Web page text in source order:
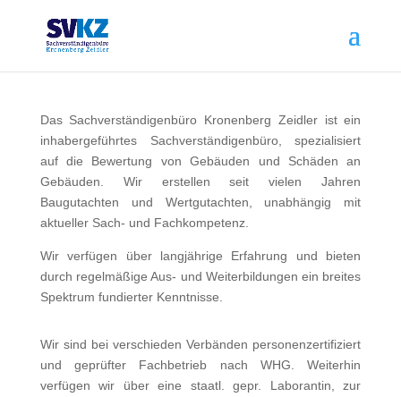
Das Sachverständigenbüro Kronenberg Zeidler ist ein
inhabergeführtes Sachverständigenbüro, spezialisiert
auf die Bewertung von Gebäuden und Schäden an
Gebäuden. Wir erstellen seit vielen Jahren
Baugutachten und Wertgutachten, unabhängig mit
aktueller Sach- und Fachkompetenz.
Wir verfügen über langjährige Erfahrung und bieten
durch regelmäßige Aus- und Weiterbildungen ein breites
Spektrum fundierter Kenntnisse.
Wir sind bei verschieden Verbänden personenzertifiziert
und geprüfter Fachbetrieb nach WHG. Weiterhin
verfügen wir über eine staatl. gepr. Laborantin, zur